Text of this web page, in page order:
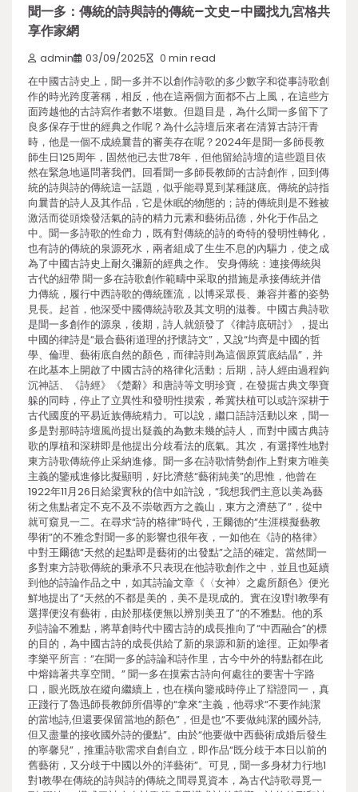
聞一多：傳統的詩與詩的傳統–文史–中國找九宮格共
享作家網
admin 03/09/2025 0 min read
在中國古詩史上，聞一多并不以創作詩歌的多少數字和從事詩歌創
作的時光跨度著稱，相反，他在這兩個方面都不占上風，在這些方
面跨越他的古詩寫作者數不堪數。但題目是，為什么聞一多留下了
良多保存于世的經典之作呢？為什么詩壇后來者在清算古詩汗青
時，他是一個不成繞曩昔的審美存在呢？2024年是聞一多師長教
師生日125周年，固然他已去世78年，但他留給詩壇的這些題目依
然在緊急地逼問著我們。回看聞一多師長教師的古詩創作，回到傳
統的詩與詩的傳統這一話題，似乎能尋覓到某種謎底。傳統的詩指
向曩昔的詩人及其作品，它是休眠的物態的；詩的傳統則是不難被
激活而從頭煥發活氣的詩的精力元素和藝術品德，外化于作品之
中。聞一多詩歌的性命力，既有對傳統的詩的奇特的發明性轉化，
也有詩的傳統的泉源死水，兩者組成了生生不息的內驅力，使之成
為了中國古詩史上耐久彌新的經典之作。 安身傳統：連接傳統與
古代的紐帶 聞一多在詩歌創作範疇中采取的措施是承接傳統并借
力傳統，履行中西詩歌的傳統匯流，以博采眾長、兼容并蓄的姿勢
見長。起首，他深受中國傳統詩歌及其文明的滋養。中國古典詩歌
是聞一多創作的源泉，後期，詩人就頒發了《律詩底研討》，提出
中國的律詩是“最合藝術道理的抒懷詩文”，又說“均齊是中國的哲
學、倫理、藝術底自然的顏色，而律詩則為這個原質底結晶”，并
在此基本上開啟了中國古詩的格律化活動；后期，詩人經由過程鉤
沉神話、《詩經》《楚辭》和唐詩等文明珍寶，在發掘古典文學寶
躲的同時，停止了立異性和發明性摸索，希冀扶植可以或許深耕于
古代國度的平易近族傳統精力。可以說，繼口語詩活動以來，聞一
多是對那時詩壇風尚提出疑義的為數未幾的詩人，而對中國古典詩
歌的厚植和深耕即是他提出分歧看法的底氣。其次，有選擇性地對
東方詩歌傳統停止采納進修。聞一多在詩歌情勢創作上對東方唯美
主義的鑒戒進修比擬顯明，好比濟慈“藝術純美”的思惟，他曾在
1922年11月26日給梁實秋的信中如許說，“我想我們主意以美為藝
術之焦點者定不克不及不崇敬西方之義山，東方之濟慈了”，從中
就可窺見一二。在尋求“詩的格律”時代，王爾德的“生涯模擬藝教
學術”的不雅念對聞一多的影響也很年夜，一如他在《詩的格律》
中對王爾德“天然的起點即是藝術的出發點”之語的確定。當然聞一
多對東方詩歌傳統的秉承不只表現在他詩歌創作之中，並且也延續
到他的詩論作品之中，如其詩論文章《〈女神〉之處所顏色》便光
鮮地提出了“天然的不都是美的，美不是現成的。實在沒1對1教學有
選擇便沒有藝術，由於那樣便無以辨別美丑了”的不雅點。他的系
列詩論不雅點，將草創時代中國古詩的成長推向了“中西融合”的標
的目的，為中國古詩的成長供給了新的泉源和新的途徑。正如學者
李樂平所言：“在聞一多的詩論和詩作里，古今中外的特點都在此
中熔鑄著共享空間。” 聞一多在摸索古詩向何處往的要害十字路
口，眼光既放在縱向繼續上，也在橫向鑒戒時停止了辯證同一，真
正踐行了魯迅師長教師所倡導的“拿來”主義，他尋求“不要作純潔
的當地詩,但還要保留當地的顏色”，但是也“不要做純潔的國外詩,
但又盡量的接收國外詩的優點”。由於“他要做中西藝術成婚后發生
的寧馨兒”，推重詩歌需求自創自立，即作品“既分歧于本日以前的
舊藝術，又分歧于中國以外的洋藝術”。可見，聞一多身材力行地1
對1教學在傳統的詩與詩的傳統之間尋覓資本，為古代詩歌尋覓一